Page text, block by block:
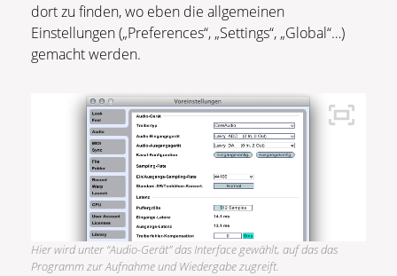
dort zu finden, wo eben die allgemeinen
Einstellungen („Preferences“, „Settings“, „Global“…)
gemacht werden.
Hier wird unter “Audio-Gerät” das Interface gewählt, auf das das
Programm zur Aufnahme und Wiedergabe zugreift.